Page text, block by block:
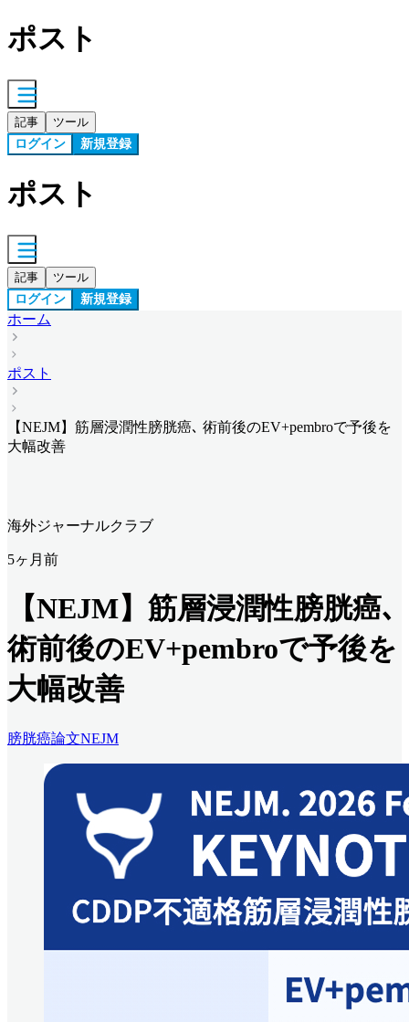
ポスト
記事 ツール
ログイン 新規登録
ポスト
記事 ツール
ログイン 新規登録
ホーム
ポスト
【NEJM】筋層浸潤性膀胱癌､ 術前後のEV+pembroで予後を
大幅改善
海外ジャーナルクラブ
5ヶ月前
【NEJM】筋層浸潤性膀胱癌､
術前後のEV+pembroで予後を
大幅改善
膀胱癌論文NEJM